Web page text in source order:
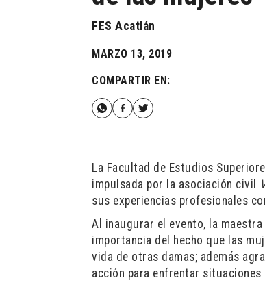
FES Acatlán
MARZO 13, 2019
COMPARTIR EN:
La Facultad de Estudios
impulsada por la asociación civil
sus experiencias profesionales
Al inaugurar el evento, la
importancia del hecho que las
vida de otras damas; además
acción para enfrentar